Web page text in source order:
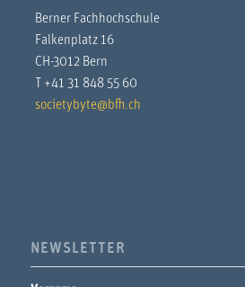
Berner Fachhochschule
Falkenplatz 16
CH-3012 Bern
T +41 31 848 55 60
societybyte@bfh.ch
NEWSLETTER